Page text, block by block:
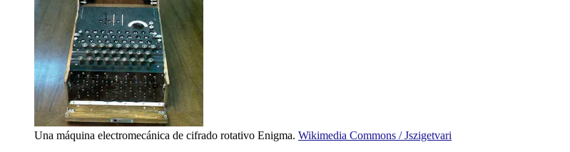
Una máquina electromecánica de cifrado rotativo Enigma. Wikimedia Commons / Jszigetvari